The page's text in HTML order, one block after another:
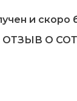
и скоро
ОТЗЫВ О